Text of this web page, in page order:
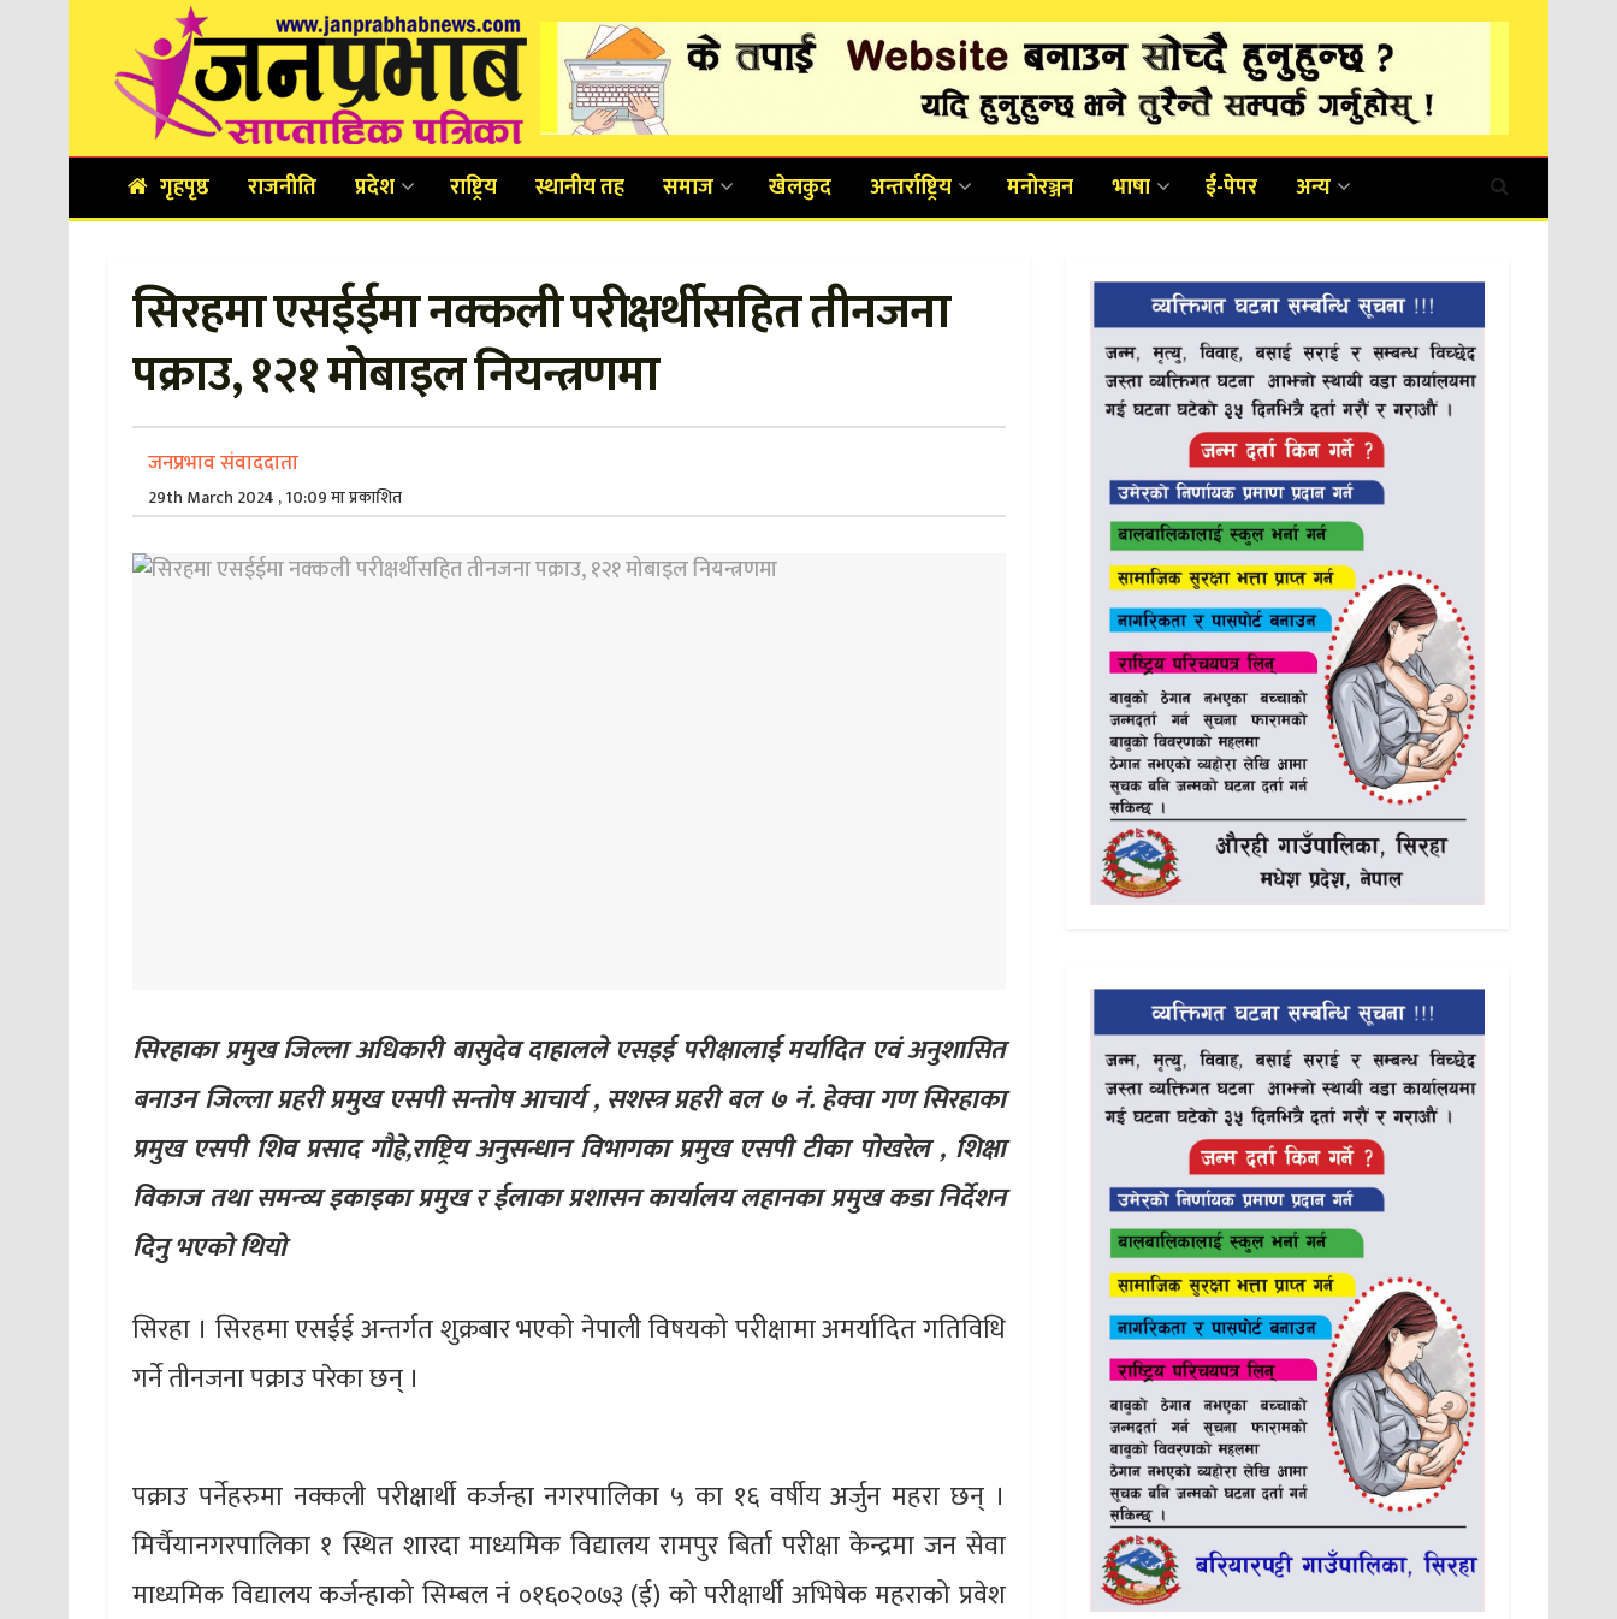
गृहपृष्ठ राजनीति प्रदेश राष्ट्रिय स्थानीय तह समाज खेलकुद अन्तर्राष्ट्रिय मनोरञ्जन भाषा ई-पेपर अन्य
सिरहमा एसईईमा नक्कली परीक्षर्थीसहित तीनजना
पक्राउ, १२१ मोबाइल नियन्त्रणमा
जनप्रभाव संवाददाता
29th March 2024 , 10:09 मा प्रकाशित
सिरहाका प्रमुख जिल्ला अधिकारी बासुदेव दाहालले एसइई परीक्षालाई मर्यादित एवं अनुशासित
बनाउन जिल्ला प्रहरी प्रमुख एसपी सन्तोष आचार्य , सशस्त्र प्रहरी बल ७ नं. हेक्वा गण सिरहाका
प्रमुख एसपी शिव प्रसाद गौह्रे,राष्ट्रिय अनुसन्धान विभागका प्रमुख एसपी टीका पोखरेल , शिक्षा
विकाज तथा समन्व्य इकाइका प्रमुख र ईलाका प्रशासन कार्यालय लहानका प्रमुख कडा निर्देशन
दिनु भएको थियो
सिरहा । सिरहमा एसईई अन्तर्गत शुक्रबार भएको नेपाली विषयको परीक्षामा अमर्यादित गतिविधि
गर्ने तीनजना पक्राउ परेका छन् ।
पक्राउ पर्नेहरुमा नक्कली परीक्षार्थी कर्जन्हा नगरपालिका ५ का १६ वर्षीय अर्जुन महरा छन् ।
मिर्चैयानगरपालिका १ स्थित शारदा माध्यमिक विद्यालय रामपुर बिर्ता परीक्षा केन्द्रमा जन सेवा
माध्यमिक विद्यालय कर्जन्हाको सिम्बल नं ०१६०२०७३ (ई) को परीक्षार्थी अभिषेक महराको प्रवेश